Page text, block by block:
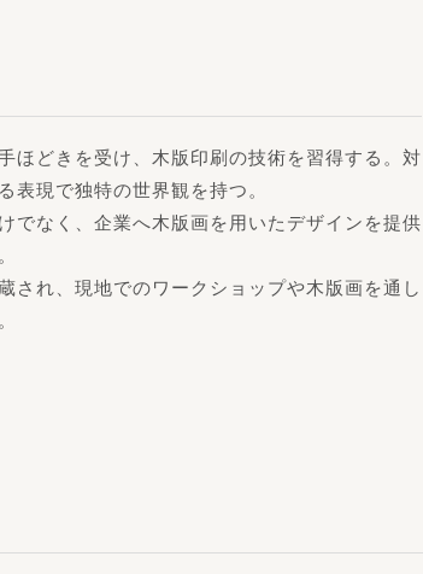
ほどきを受け、木版印刷の技術を習得する。対
表現で独特の世界観を持つ。
でなく、企業へ木版画を用いたデザインを提供
され、現地でのワークショップや木版画を通し